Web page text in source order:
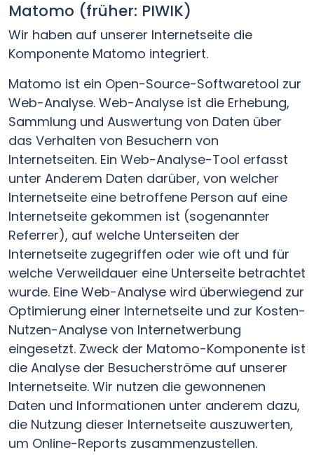
Matomo (früher: PIWIK)
Wir haben auf unserer Internetseite die
Komponente Matomo integriert.
Matomo ist ein Open-Source-Softwaretool zur
Web-Analyse. Web-Analyse ist die Erhebung,
Sammlung und Auswertung von Daten über
das Verhalten von Besuchern von
Internetseiten. Ein Web-Analyse-Tool erfasst
unter Anderem Daten darüber, von welcher
Internetseite eine betroffene Person auf eine
Internetseite gekommen ist (sogenannter
Referrer), auf welche Unterseiten der
Internetseite zugegriffen oder wie oft und für
welche Verweildauer eine Unterseite betrachtet
wurde. Eine Web-Analyse wird überwiegend zur
Optimierung einer Internetseite und zur Kosten-
Nutzen-Analyse von Internetwerbung
eingesetzt. Zweck der Matomo-Komponente ist
die Analyse der Besucherströme auf unserer
Internetseite. Wir nutzen die gewonnenen
Daten und Informationen unter anderem dazu,
die Nutzung dieser Internetseite auszuwerten,
um Online-Reports zusammenzustellen.